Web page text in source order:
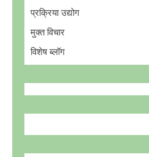
प्रक्रिया उद्योग
मुक्त विचार
विशेष ब्लॉग